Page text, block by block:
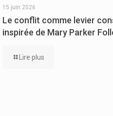
15 juin 2026
Le conflit comme levier
inspirée de Mary Parker
Lire plus